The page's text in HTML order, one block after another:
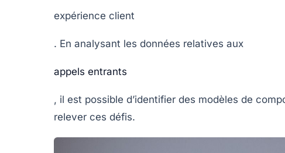
expérience client
. En analysant les données relatives aux
appels entrants
, il est possible d’identifier des modèles de
relever ces défis.